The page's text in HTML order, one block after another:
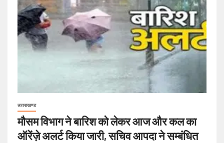
उत्तराखण्ड
मौसम विभाग ने बारिश को लेकर आज और कल का
ऑरेंज़े अलर्ट किया जारी, सचिव आपदा ने सम्बंधित